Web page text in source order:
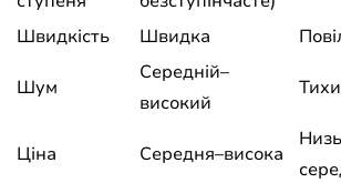
Швидкість Швидка
Шум
Середній–
високий
Ціна Середня–висока